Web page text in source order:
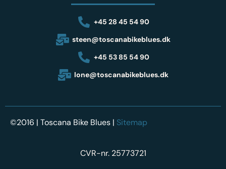
+45 28 45 54 90
steen@toscanabikeblues.dk
+45 53 85 54 90
lone@toscanabikeblues.dk
©2016 | Toscana Bike Blues | Sitemap
CVR-nr. 25773721